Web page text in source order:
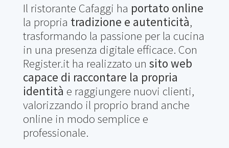
Il ristorante Cafaggi ha portato online
la propria tradizione e autenticità,
trasformando la passione per la cucina
in una presenza digitale efficace. Con
Register.it ha realizzato un sito web
capace di raccontare la propria
identità e raggiungere nuovi clienti,
valorizzando il proprio brand anche
online in modo semplice e
professionale.